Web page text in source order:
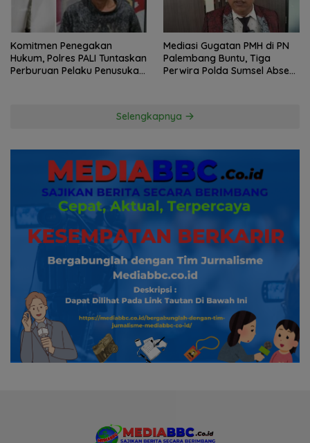
Komitmen Penegakan
Hukum, Polres PALI Tuntaskan
Perburuan Pelaku Penusukan
Mediasi Gugatan PMH di PN
Palembang Buntu, Tiga
Perwira Polda Sumsel Absen,
Selengkapnya